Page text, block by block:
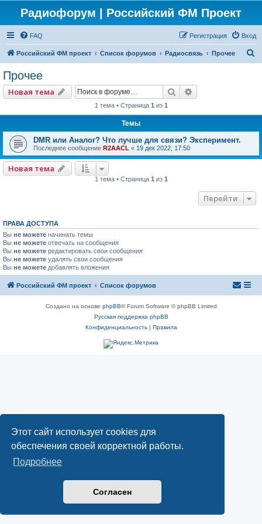
Этот сайт использует cookies для
обеспечения своей корректной работы.
Подробнее
Согласен
Радиофорум | Российский ФМ Проект
FAQ Вход
Регистрация
Российский ФМ проект Список форумов Радиосвязь Прочее
Прочее
Новая тема Поиск
1 тема • Страница 1 из 1
Темы
DMR или Аналог? Что лучше для связи? Эксперимент.
Последнее сообщение R2AACL « 19 дек 2022, 17:50
Новая тема
1 тема • Страница 1 из 1
Перейти
ПРАВА ДОСТУПА
Вы не можете начинать темы
Вы не можете отвечать на сообщения
Вы не можете редактировать свои сообщения
Вы не можете удалять свои сообщения
Вы не можете добавлять вложения
Российский ФМ проект Список форумов
Создано на основе phpBB® Forum Software © phpBB Limited
Русская поддержка phpBB
Конфиденциальность| Правила